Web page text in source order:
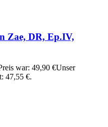
Zae, DR, Ep.IV,
war: 49,90 €Unser
47,55 €.